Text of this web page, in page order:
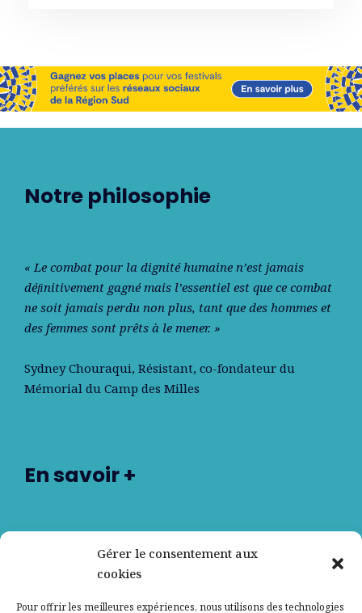
Gérer le consentement aux
cookies
Pour offrir les meilleures expériences, nous utilisons des technologies
Notre philosophie
« Le combat pour la dignité humaine n’est jamais
déﬁnitivement gagné mais l’essentiel est que ce combat
ne soit jamais perdu non plus, tant que des hommes et
des femmes sont prêts à le mener. »
Sydney Chouraqui, Résistant, co-fondateur du
Mémorial du Camp des Milles
En savoir +